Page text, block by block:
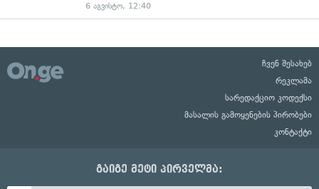
6 აგვისტო, 12:40
ჩვენ შესახებ
რეკლამა
სარედაქციო კოდექსი
მასალის გამოყენების პირობები
კონტაქტი
გაიგე მეტი პირველმა: